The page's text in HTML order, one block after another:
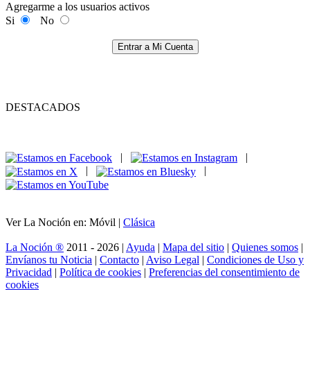
Agregarme a los usuarios activos
Si
No
Entrar a Mi Cuenta
DESTACADOS
|
|
|
|
Ver La Noción en: Móvil | Clásica
La Noción ® 2011 - 2026 | Ayuda | Mapa del sitio | Quienes somos |
Envíanos tu Noticia | Contacto | Aviso Legal | Condiciones de Uso y
Privacidad | Política de cookies | Preferencias del consentimiento de
cookies